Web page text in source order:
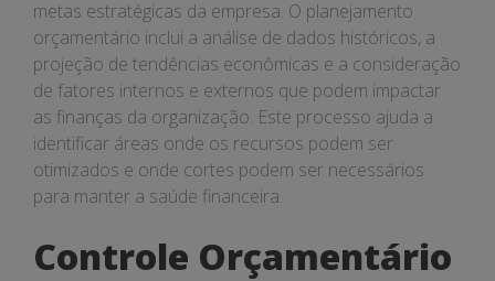
metas estratégicas da empresa. O planejamento
orçamentário inclui a análise de dados históricos, a
projeção de tendências econômicas e a consideração
de fatores internos e externos que podem impactar
as finanças da organização. Este processo ajuda a
identificar áreas onde os recursos podem ser
otimizados e onde cortes podem ser necessários
para manter a saúde financeira.
Controle Orçamentário